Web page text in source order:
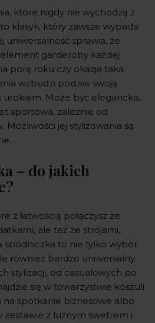
które nigdy nie wychodzą z
klasyk, który zawsze wypada
uniwersalność sprawia, że
garderoby każdej
porę roku czy okazję taka
wzbudzi podziw swoją
urokiem. Może być elegancka,
sportowa, zależnie od
Możliwości jej stylizowania są
– do jakich
z łatwością połączysz ze
ale też ze strojami,
spódniczka to nie tylko wybór
również bardzo uniwersalny.
stylizacji, od casualowych po
się w towarzystwie koszuli
spotkanie biznesowe albo
zestawie z luźnym swetrem i